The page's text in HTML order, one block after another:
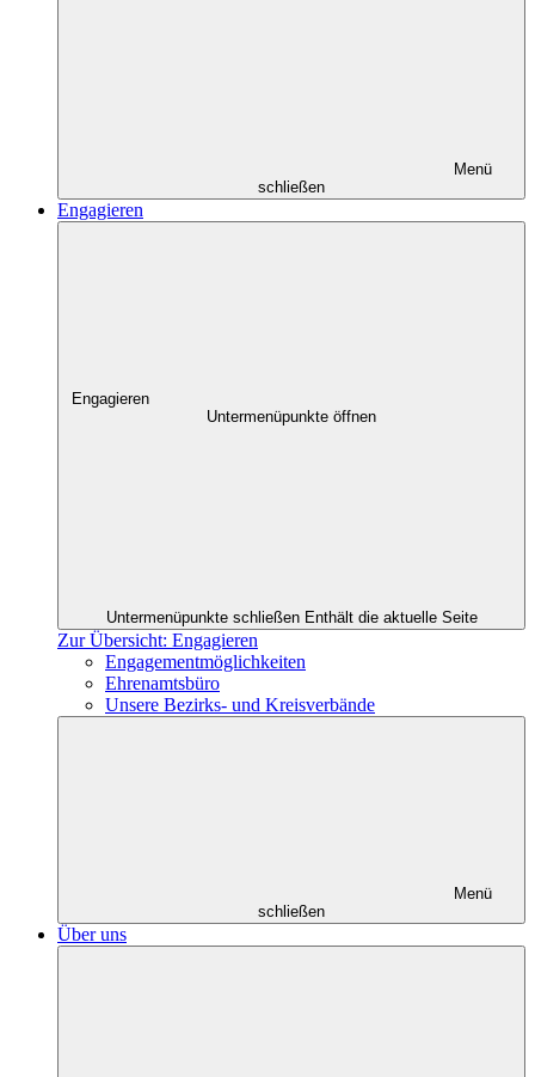
Menü
schließen
Engagieren
Engagieren
Untermenüpunkte öffnen
Untermenüpunkte schließen Enthält die aktuelle Seite
Zur Übersicht: Engagieren
Engagementmöglichkeiten
Ehrenamtsbüro
Unsere Bezirks- und Kreisverbände
Menü
schließen
Über uns